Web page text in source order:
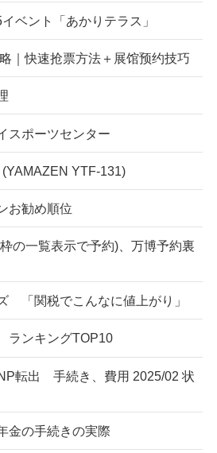
ベント「あかりテラス」
｜快速抢票方法＋展馆预约技巧
スポーツセンター
YTF-131)
お勧め順位
の一覧表示で予約)、万博予約裏
「関税でこんなに値上がり」
ンキングTOP10
転出 手続き、費用 2025/02 状
金の手続きの実際